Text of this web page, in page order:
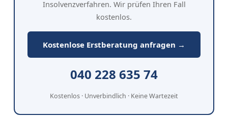
Insolvenzverfahren. Wir prüfen Ihren Fall
kostenlos.
Kostenlose Erstberatung anfragen →
040 228 635 74
Kostenlos · Unverbindlich · Keine Wartezeit